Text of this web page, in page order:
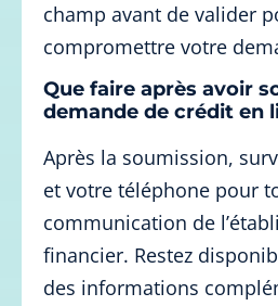
champ avant de valider
compromettre votre
Que faire après avoir
demande de crédit en
Après la soumission,
et votre téléphone pour
communication de
financier. Restez
des informations